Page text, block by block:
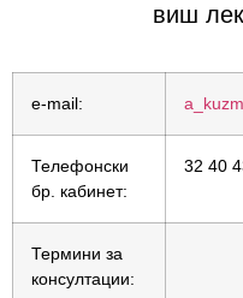
виш
e-mail:
Телефонски
бр. кабинет:
32 40
Термини за
консултации: